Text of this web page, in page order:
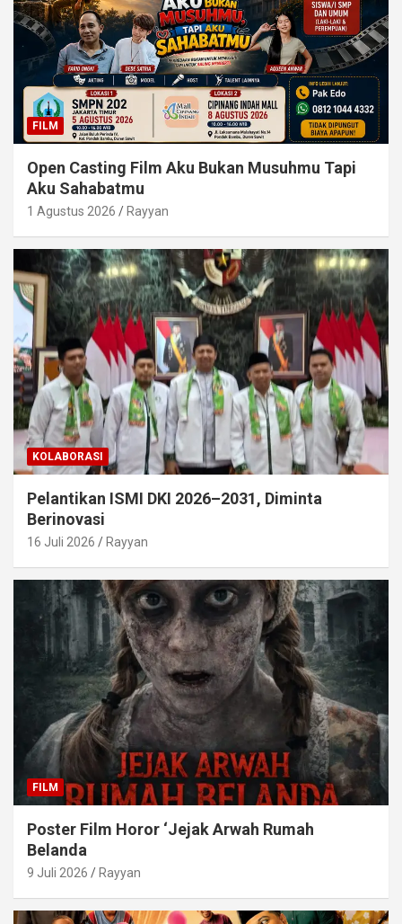
FILM
Open Casting Film Aku Bukan Musuhmu Tapi
Aku Sahabatmu
1 Agustus 2026 Rayyan
KOLABORASI
Pelantikan ISMI DKI 2026–2031, Diminta
Berinovasi
16 Juli 2026 Rayyan
FILM
Poster Film Horor ‘Jejak Arwah Rumah
Belanda
9 Juli 2026 Rayyan